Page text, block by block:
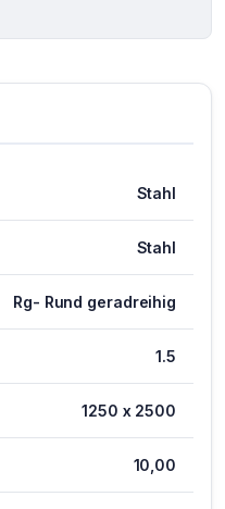
Stahl
Stahl
Rg- Rund geradreihig
1.5
1250 x 2500
10,00